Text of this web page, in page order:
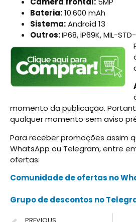
Bateria:10.600 mAh
Sistema:Android 13
Outros:IP68, IP69K, MIL-
momento da publicação.
qualquer momento sem aviso
Para receber promoções assim
WhatsApp ou Telegram, entre
ofertas:
Comunidade de ofertas no
Grupo de descontos no
PREVIOUS